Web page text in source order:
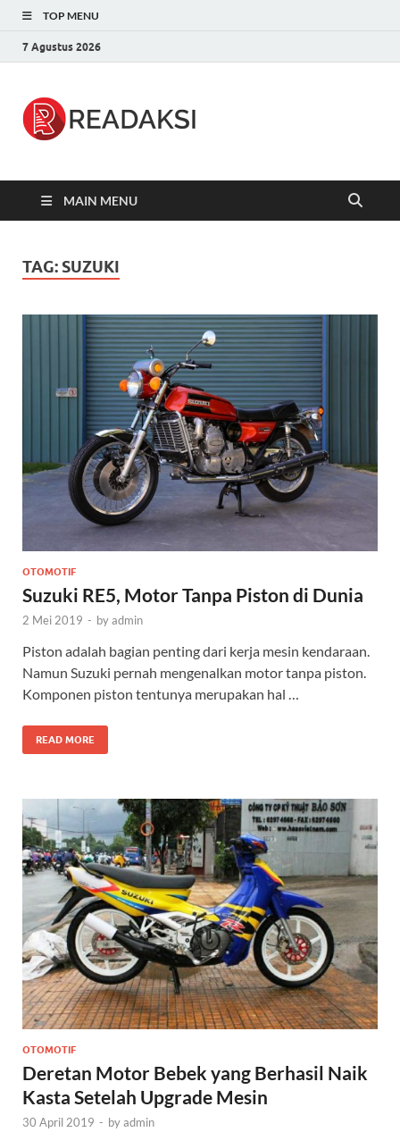
TOP MENU
7 Agustus 2026
MAIN MENU
TAG: SUZUKI
OTOMOTIF
Suzuki RE5, Motor Tanpa Piston di Dunia
2 Mei 2019 - byadmin
Piston adalah bagian penting dari kerja mesin kendaraan.
Namun Suzuki pernah mengenalkan motor tanpa piston.
Komponen piston tentunya merupakan hal …
READ MORE
OTOMOTIF
Deretan Motor Bebek yang Berhasil Naik
Kasta Setelah Upgrade Mesin
30 April 2019 - byadmin